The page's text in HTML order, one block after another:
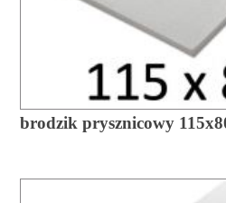
brodzik prysznicowy